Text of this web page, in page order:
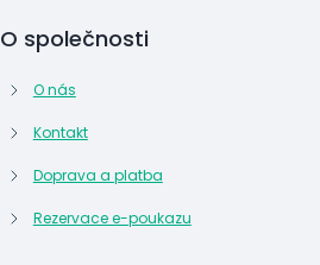
O společnosti
O nás
Kontakt
Doprava a platba
Rezervace e-poukazu